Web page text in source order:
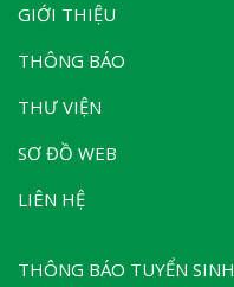
GIỚI THIỆU
THÔNG BÁO
THƯ VIỆN
SƠ ĐỒ WEB
LIÊN HỆ
THÔNG BÁO TUYỂN SINH